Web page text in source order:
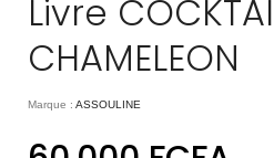
Livre
CHAMELEON
Marque : ASSOULINE